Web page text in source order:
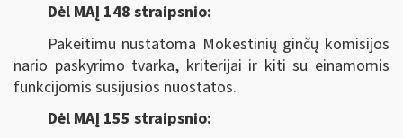
Dėl MAĮ 148 straipsnio:
Pakeitimu nustatoma Mokestinių ginčų komisijos
nario paskyrimo tvarka, kriterijai ir kiti su einamomis
funkcijomis susijusios nuostatos.
Dėl MAĮ 155 straipsnio: